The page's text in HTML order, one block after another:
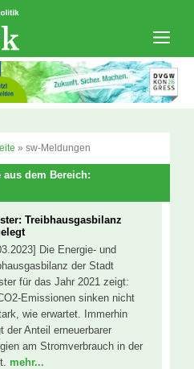
» sw-Meldungen
dem Bereich:
Treibhausgasbilanz
Die Energie- und
der Stadt
für das Jahr 2021 zeigt:
Emissionen sinken nicht
wie erwartet. Immerhin
der Anteil erneuerbarer
am Stromverbrauch in der
mehr...